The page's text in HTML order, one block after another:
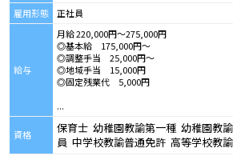
雇用形態
正社員
給与
月給 220,000円～275,000円
◎基本給 175,000円～
◎調整手当 25,000円～
◎地域手当 15,000円
◎固定残業代 5,000円
...
資格
保育士 幼稚園教諭第一種 幼稚園教
員 中学校教諭普通免許 高等学校教